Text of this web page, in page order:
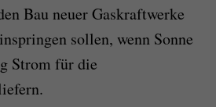
Bau neuer Gaskraftwerke
sollen, wenn Sonne
Strom für die